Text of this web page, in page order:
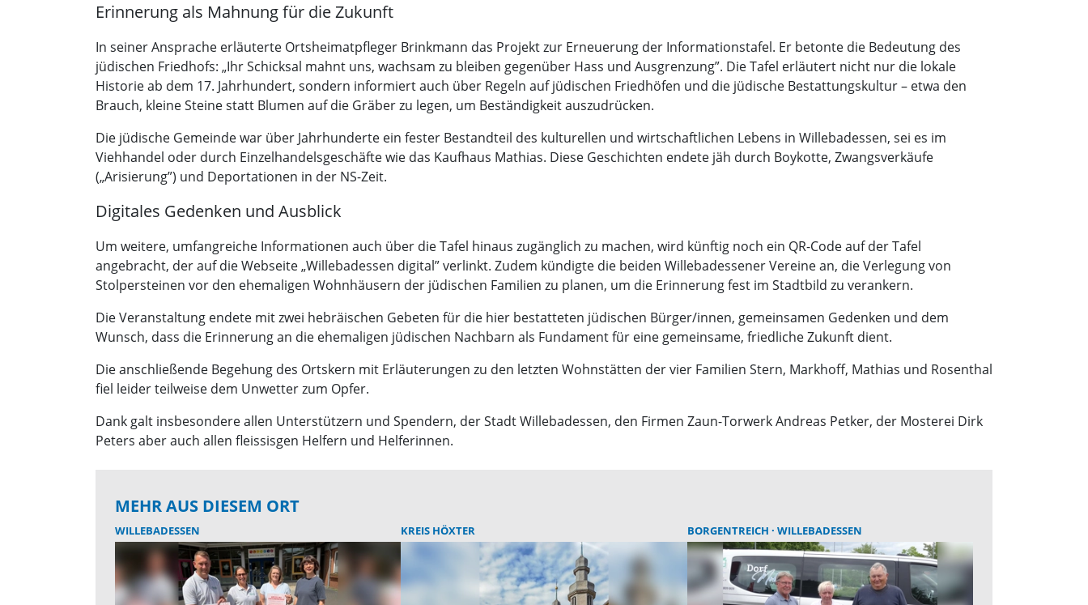
Erinnerung als Mahnung für die Zukunft
In seiner Ansprache erläuterte Ortsheimatpfleger Brinkmann das Projekt zur Erneuerung der Informationstafel. Er betonte die Bedeutung des
jüdischen Friedhofs: „Ihr Schicksal mahnt uns, wachsam zu bleiben gegenüber Hass und Ausgrenzung”. Die Tafel erläutert nicht nur die lokale
Historie ab dem 17. Jahrhundert, sondern informiert auch über Regeln auf jüdischen Friedhöfen und die jüdische Bestattungskultur – etwa den
Brauch, kleine Steine statt Blumen auf die Gräber zu legen, um Beständigkeit auszudrücken.
Die jüdische Gemeinde war über Jahrhunderte ein fester Bestandteil des kulturellen und wirtschaftlichen Lebens in Willebadessen, sei es im
Viehhandel oder durch Einzelhandelsgeschäfte wie das Kaufhaus Mathias. Diese Geschichten endete jäh durch Boykotte, Zwangsverkäufe
(„Arisierung”) und Deportationen in der NS-Zeit.
Digitales Gedenken und Ausblick
Um weitere, umfangreiche Informationen auch über die Tafel hinaus zugänglich zu machen, wird künftig noch ein QR-Code auf der Tafel
angebracht, der auf die Webseite „Willebadessen digital” verlinkt. Zudem kündigte die beiden Willebadessener Vereine an, die Verlegung von
Stolpersteinen vor den ehemaligen Wohnhäusern der jüdischen Familien zu planen, um die Erinnerung fest im Stadtbild zu verankern.
Die Veranstaltung endete mit zwei hebräischen Gebeten für die hier bestatteten jüdischen Bürger/innen, gemeinsamen Gedenken und dem
Wunsch, dass die Erinnerung an die ehemaligen jüdischen Nachbarn als Fundament für eine gemeinsame, friedliche Zukunft dient.
Die anschließende Begehung des Ortskern mit Erläuterungen zu den letzten Wohnstätten der vier Familien Stern, Markhoff, Mathias und Rosenthal
fiel leider teilweise dem Unwetter zum Opfer.
Dank galt insbesondere allen Unterstützern und Spendern, der Stadt Willebadessen, den Firmen Zaun-Torwerk Andreas Petker, der Mosterei Dirk
Peters aber auch allen fleissisgen Helfern und Helferinnen.
MEHR AUS DIESEM ORT
WILLEBADESSEN KREIS HÖXTER BORGENTREICH WILLEBADESSEN